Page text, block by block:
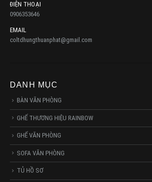
ĐIỆN THOẠI
0906353646
EMAIL
coltdhungthuanphat@gmail.com
DANH MỤC
BÀN VĂN PHÒNG
GHẾ THƯƠNG HIỆU RAINBOW
GHẾ VĂN PHÒNG
SOFA VĂN PHÒNG
TỦ HỒ SƠ